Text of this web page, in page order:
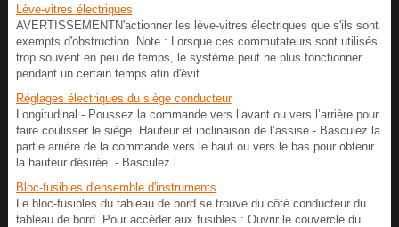
Lève-vitres électriques
AVERTISSEMENTN'actionner les lève-vitres électriques que s'ils sont
exempts d'obstruction. Note : Lorsque ces commutateurs sont utilisés
trop souvent en peu de temps, le système peut ne plus fonctionner
pendant un certain temps afin d'évit ...
Réglages électriques du siège conducteur
Longitudinal - Poussez la commande vers l’avant ou vers l’arrière pour
faire coulisser le siège. Hauteur et inclinaison de l’assise - Basculez la
partie arrière de la commande vers le haut ou vers le bas pour obtenir
la hauteur désirée. - Basculez l ...
Bloc-fusibles d'ensemble d'instruments
Le bloc-fusibles du tableau de bord se trouve du côté conducteur du
tableau de bord. Pour accéder aux fusibles : Ouvrir le couvercle du